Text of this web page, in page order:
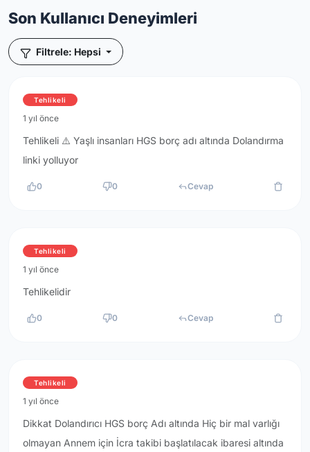
Son Kullanıcı Deneyimleri
Filtrele: Hepsi
Tehlikeli
1 yıl önce
Tehlikeli ⚠️ Yaşlı insanları HGS borç adı altında Dolandırma
linki yolluyor
0 0 Cevap
Tehlikeli
1 yıl önce
Tehlikelidir
0 0 Cevap
Tehlikeli
1 yıl önce
Dikkat Dolandırıcı HGS borç Adı altında Hiç bir mal varlığı
olmayan Annem için İcra takibi başlatılacak ibaresi altında